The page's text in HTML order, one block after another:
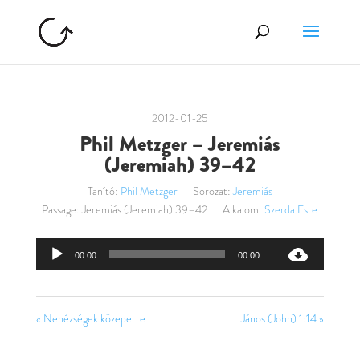
2012-01-25
Phil Metzger – Jeremiás
(Jeremiah) 39–42
Tanító: Phil Metzger Sorozat:Jeremiás
Passage: Jeremiás (Jeremiah) 39–42 Alkalom: Szerda Este
Audió
00:00 00:00
« Nehézségek közepette János (John) 1:14 »